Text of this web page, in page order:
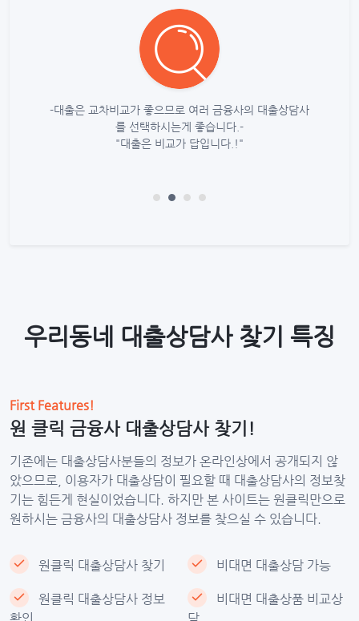
-대출은 교차비교가 좋으므로 여러 금융사의 대출상담사
를 선택하시는게 좋습니다.-
"대출은 비교가 답입니다.!"
우리동네 대출상담사 찾기 특징
First Features!
원 클릭 금융사 대출상담사 찾기!
기존에는 대출상담사분들의 정보가 온라인상에서 공개되지 않
았으므로, 이용자가 대출상담이 필요할 때 대출상담사의 정보찾
기는 힘든게 현실이었습니다. 하지만 본 사이트는 원클릭만으로
원하시는 금융사의 대출상담사 정보를 찾으실 수 있습니다.
원클릭 대출상담사 찾기
원클릭 대출상담사 정보
비대면 대출상담 가능
비대면 대출상품 비교상